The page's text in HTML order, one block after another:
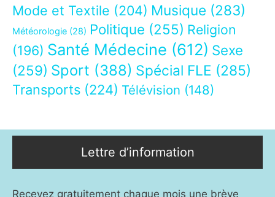
Mode et Textile (204) Musique (283)
Météorologie (28) Politique (255) Religion
(196) Santé Médecine (612) Sexe
(259) Sport (388) Spécial FLE (285)
Transports (224) Télévision (148)
Lettre d’information
Recevez gratuitement chaque mois une brève